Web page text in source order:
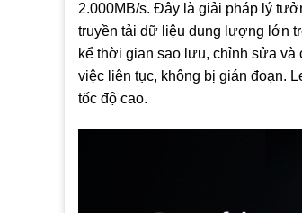
2.000MB/s. Đây là giải pháp lý
truyền tải dữ liệu dung lượng lớn
kể thời gian sao lưu, chỉnh sửa và
việc liên tục, không bị gián đoạn.
tốc độ cao.